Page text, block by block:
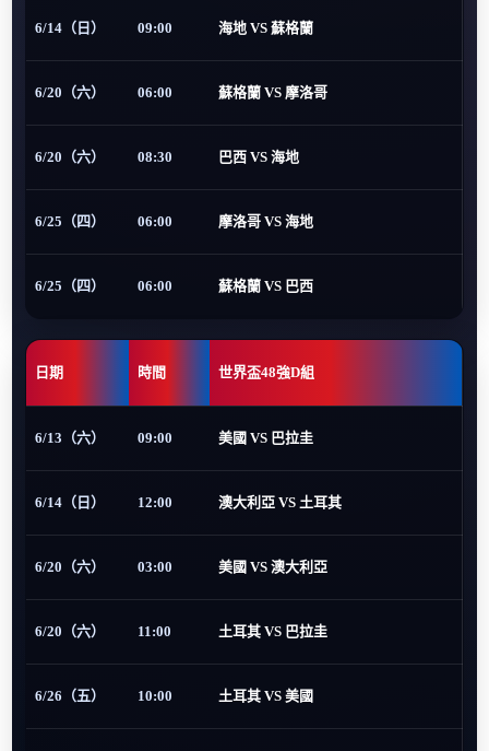
6/14（日） 09:00 海地 VS 蘇格蘭
6/20（六） 06:00 蘇格蘭 VS 摩洛哥
6/20（六） 08:30 巴西 VS 海地
6/25（四） 06:00 摩洛哥 VS 海地
6/25（四） 06:00 蘇格蘭 VS 巴西
日期 時間 世界盃48強D組
6/13（六） 09:00 美國 VS 巴拉圭
6/14（日） 12:00 澳大利亞 VS 土耳其
6/20（六） 03:00 美國 VS 澳大利亞
6/20（六） 11:00 土耳其 VS 巴拉圭
6/26（五） 10:00 土耳其 VS 美國